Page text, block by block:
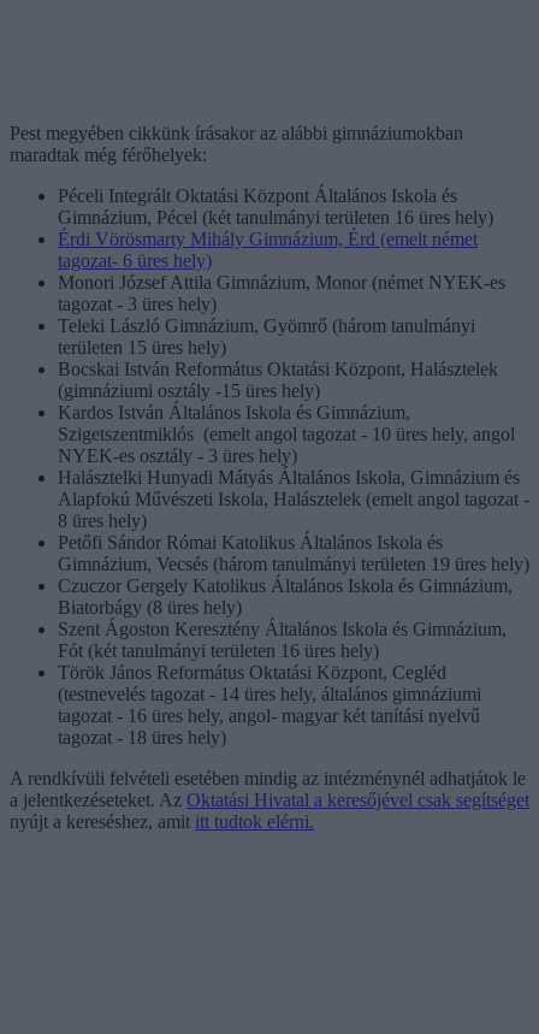
Pest megyében cikkünk írásakor az alábbi gimnáziumokban
maradtak még férőhelyek:
Péceli Integrált Oktatási Központ Általános Iskola és
Gimnázium, Pécel (két tanulmányi területen 16 üres hely)
Érdi Vörösmarty Mihály Gimnázium, Érd (emelt német
tagozat- 6 üres hely)
Monori József Attila Gimnázium, Monor (német NYEK-es
tagozat - 3 üres hely)
Teleki László Gimnázium, Gyömrő (három tanulmányi
területen 15 üres hely)
Bocskai István Református Oktatási Központ, Halásztelek
(gimnáziumi osztály -15 üres hely)
Kardos István Általános Iskola és Gimnázium,
Szigetszentmiklós (emelt angol tagozat - 10 üres hely, angol
NYEK-es osztály - 3 üres hely)
Halásztelki Hunyadi Mátyás Általános Iskola, Gimnázium és
Alapfokú Művészeti Iskola, Halásztelek (emelt angol tagozat -
8 üres hely)
Petőfi Sándor Római Katolikus Általános Iskola és
Gimnázium, Vecsés (három tanulmányi területen 19 üres hely)
Czuczor Gergely Katolikus Általános Iskola és Gimnázium,
Biatorbágy (8 üres hely)
Szent Ágoston Keresztény Általános Iskola és Gimnázium,
Fót (két tanulmányi területen 16 üres hely)
Török János Református Oktatási Központ, Cegléd
(testnevelés tagozat - 14 üres hely, általános gimnáziumi
tagozat - 16 üres hely, angol- magyar két tanítási nyelvű
tagozat - 18 üres hely)
A rendkívüli felvételi esetében mindig az intézménynél adhatjátok le
a jelentkezéseteket. Az Oktatási Hivatal a keresőjével csak segítséget
nyújt a kereséshez, amit itt tudtok elérni.